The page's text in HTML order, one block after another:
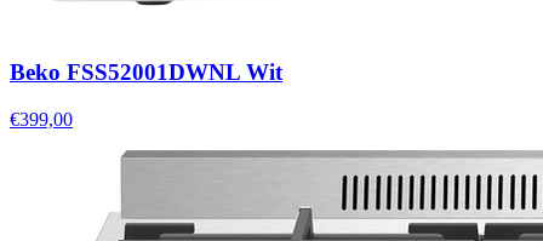
Beko FSS52001DWNL Wit
€399,00